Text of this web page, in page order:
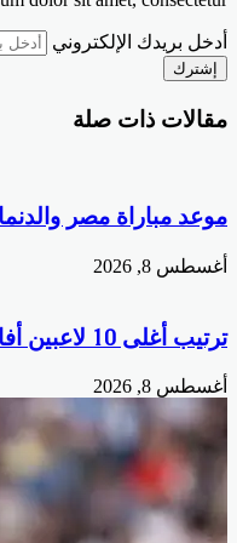
أدخل بريدك الإلكتروني
مقالات ذات صلة
موعد مباراة مصر
أغسطس 8, 2026
ترتيب أغلى 10 لاعبين أفارقة عبر التاريخ.. مرموش الرابع
أغسطس 8, 2026